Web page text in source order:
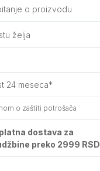
o proizvodu
želja
24 meseca*
o zaštiti potrošača
dostava za
preko 2999 RSD